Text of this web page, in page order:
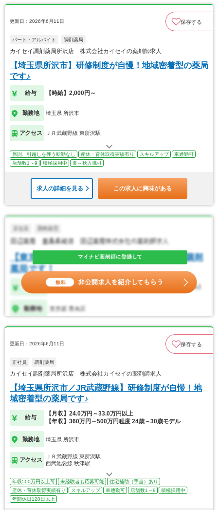
更新日：2026年6月11日 保存する
パート・アルバイト 調剤薬局
カイセイ調剤薬局所沢店 株式会社カイセイの薬剤師求人
【埼玉県所沢市】研修制度が自慢！地域密着型の薬局
です♪
給与 【時給】2,000円～
勤務地 埼玉県 所沢市
アクセス ＪＲ武蔵野線 東所沢駅
原則、引越しを伴う転勤なし 産休・育休取得実績有り スキルアップ
車通勤可
店舗数1～9
積極採用中 夏～秋入職可
求人の詳細を見る この求人に興味がある
更新日：2026年6月11日 保存する
正社員 調剤薬局
カイセイ調剤薬局所沢店 株式会社カイセイの薬剤師求人
【埼玉県所沢市／JR武蔵野線】研修制度が自慢！地
域密着型の薬局です♪
給与
【月収】24.0万円～33.0万円以上
【年収】360万円～500万円程度 24歳～30歳モデル
勤務地 埼玉県 所沢市
アクセス
ＪＲ武蔵野線 東所沢駅
西武池袋線 秋津駅
年収500万円以上可 未経験者も応募可能
住宅補助（手当）あり
産休・育休取得実績有り
スキルアップ 車通勤可 店舗数1～9
積極採用中
年間休日120日以上